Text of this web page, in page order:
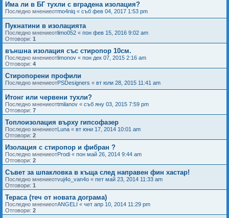
Има ли в БГ тухли с вградена изолация?
Последно мнениеотmo4niq « съб фев 04, 2017 1:53 pm
Пукнатини в изолацията
Последно мнениеотlimo052 « пон фев 15, 2016 9:02 am
Отговори: 1
външна изолация със стиропор 10см.
Последно мнениеотlimonov « пон дек 07, 2015 2:16 am
Отговори: 4
Стиропорени профили
Последно мнениеотPSDesigners « вт юли 28, 2015 11:41 am
Итонг или червени тухли?
Последно мнениеотtmilanov « съб яну 03, 2015 7:59 pm
Отговори: 7
Топлоизолация върху гипсофазер
Последно мнениеотLuna « вт юни 17, 2014 10:01 am
Отговори: 2
Изолация с стиропор и фибран ?
Последно мнениеотProdi « пон май 26, 2014 9:44 am
Отговори: 2
Съвет за шпакловка в къща след направен фин хастар!
Последно мнениеотvuj4o_van4o « пет май 23, 2014 11:33 am
Отговори: 1
Тераса (теч от новата дограма)
Последно мнениеотANGELI « чет апр 10, 2014 11:29 pm
Отговори: 2